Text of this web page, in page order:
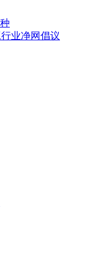
业净网倡议